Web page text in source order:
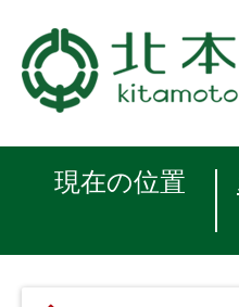
現在の位置